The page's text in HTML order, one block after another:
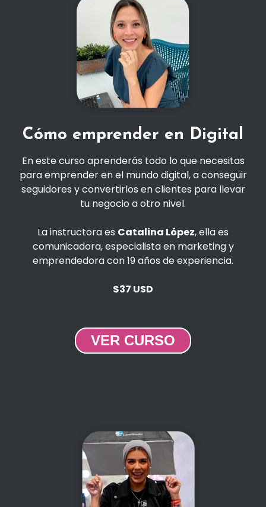
Cómo emprender en Digital
En este curso aprenderás todo lo que necesitas
para emprender en el mundo digital, a conseguir
seguidores y convertirlos en clientes para llevar
tu negocio a otro nivel.
La instructoraes Catalina López, ella es
comunicadora, especialista en marketing y
emprendedora con 19 años de experiencia.
$37 USD
VER CURSO